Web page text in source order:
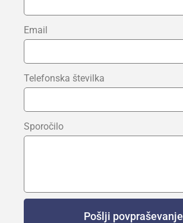
Email
Telefonska številka
Sporočilo
Pošlji povpraševanje